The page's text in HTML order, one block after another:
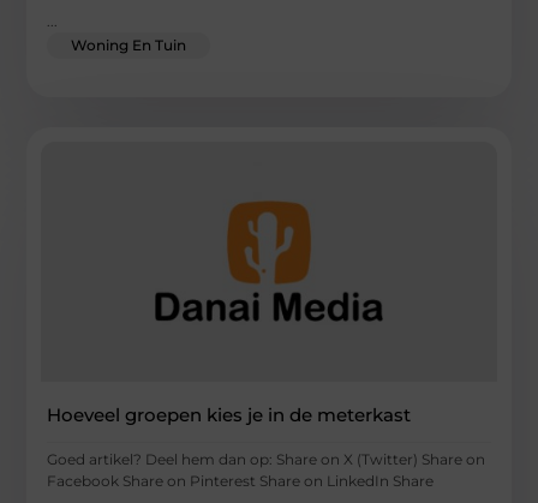
Woning En Tuin
Hoeveel groepen kies je in de meterkast
Goed artikel? Deel hem dan op: Share on X (Twitter) Share on
Facebook Share on Pinterest Share on LinkedIn Share